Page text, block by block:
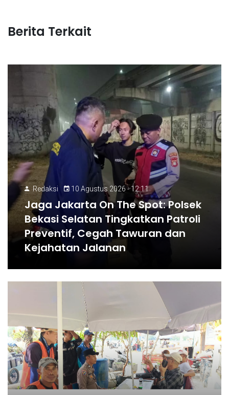
Berita Terkait
Redaksi 10 Agustus 2026 - 12:11
Jaga Jakarta On The Spot: Polsek
Bekasi Selatan Tingkatkan Patroli
Preventif, Cegah Tawuran dan
Kejahatan Jalanan